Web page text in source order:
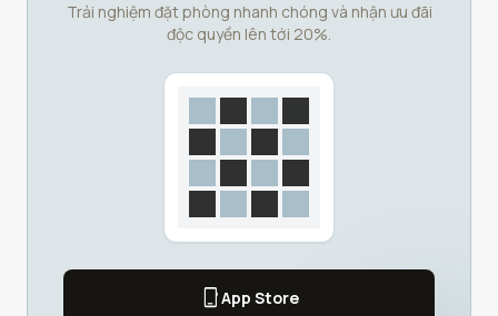
Trải nghiệm đặt phòng nhanh chóng và nhận ưu đãi
độc quyền lên tới 20%.
phone_iphoneApp Store